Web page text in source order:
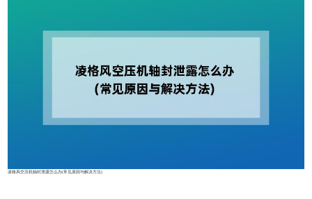
凌格风空压机轴封泄露怎么办(常见原因与解决方法)